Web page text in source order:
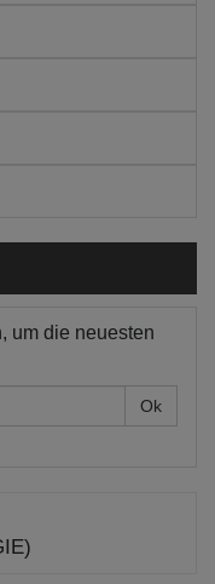
um die neuesten